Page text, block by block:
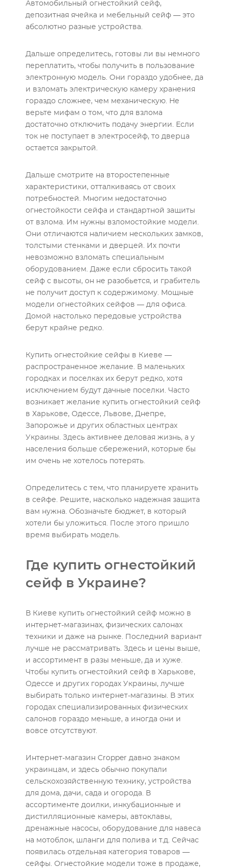
Автомобильный огнестойкий сейф,
депозитная ячейка и мебельный сейф — это
абсолютно разные устройства.
Дальше определитесь, готовы ли вы немного
переплатить, чтобы получить в пользование
электронную модель. Они гораздо удобнее, да
и взломать электрическую камеру хранения
гораздо сложнее, чем механическую. Не
верьте мифам о том, что для взлома
достаточно отключить подачу энергии. Если
ток не поступает в электросейф, то дверца
остается закрытой.
Дальше смотрите на второстепенные
характеристики, отталкиваясь от своих
потребностей. Многим недостаточно
огнестойкости сейфа и стандартной защиты
от взлома. Им нужны взломостойкие модели.
Они отличаются наличием нескольких замков,
толстыми стенками и дверцей. Их почти
невозможно взломать специальным
оборудованием. Даже если сбросить такой
сейф с высоты, он не разобьется, и грабитель
не получит доступ к содержимому. Мощные
модели огнестойких сейфов — для офиса.
Домой настолько передовые устройства
берут крайне редко.
Купить огнестойкие сейфы в Киеве —
распространенное желание. В маленьких
городках и поселках их берут редко, хотя
исключением будут дачные поселки. Часто
возникает желание купить огнестойкий сейф
в Харькове, Одессе, Львове, Днепре,
Запорожье и других областных центрах
Украины. Здесь активнее деловая жизнь, а у
населения больше сбережений, которые бы
им очень не хотелось потерять.
Определитесь с тем, что планируете хранить
в сейфе. Решите, насколько надежная защита
вам нужна. Обозначьте бюджет, в который
хотели бы уложиться. После этого пришло
время выбирать модель.
Где купить огнестойкий
сейф в Украине?
В Киеве купить огнестойкий сейф можно в
интернет-магазинах, физических салонах
техники и даже на рынке. Последний вариант
лучше не рассматривать. Здесь и цены выше,
и ассортимент в разы меньше, да и хуже.
Чтобы купить огнестойкий сейф в Харькове,
Одессе и других городах Украины, лучше
выбирать только интернет-магазины. В этих
городах специализированных физических
салонов гораздо меньше, а иногда они и
вовсе отсутствуют.
Интернет-магазин Cropper давно знаком
украинцам, и здесь обычно покупали
сельскохозяйственную технику, устройства
для дома, дачи, сада и огорода. В
ассортименте доилки, инкубационные и
дистилляционные камеры, автоклавы,
дренажные насосы, оборудование для навеса
на мотоблок, шланги для полива и т.д. Сейчас
появилась отдельная категория товаров —
сейфы. Огнестойкие модели тоже в продаже,